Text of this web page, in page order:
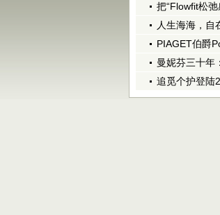
把“Flowfit松
人生海海，自
PIAGET伯爵
曼妮芬三十年
追觅个护登陆